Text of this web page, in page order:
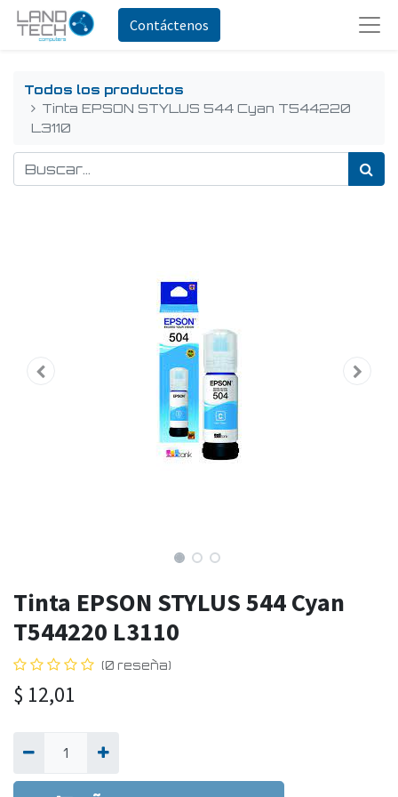
Contáctenos
Todos los productos
Tinta EPSON STYLUS 544 Cyan T544220
L3110
Tinta EPSON STYLUS 544 Cyan
T544220 L3110
(0 reseña)
$ 12,01